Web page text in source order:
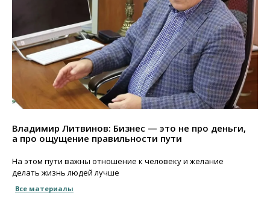
Владимир Литвинов: Бизнес — это не про деньги,
а про ощущение правильности пути
На этом пути важны отношение к человеку и желание
делать жизнь людей лучше
Все материалы